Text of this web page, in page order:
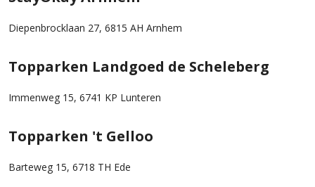
Diepenbrocklaan 27, 6815 AH Arnhem
Topparken Landgoed de Scheleberg
Immenweg 15, 6741 KP Lunteren
Topparken 't Gelloo
Barteweg 15, 6718 TH Ede